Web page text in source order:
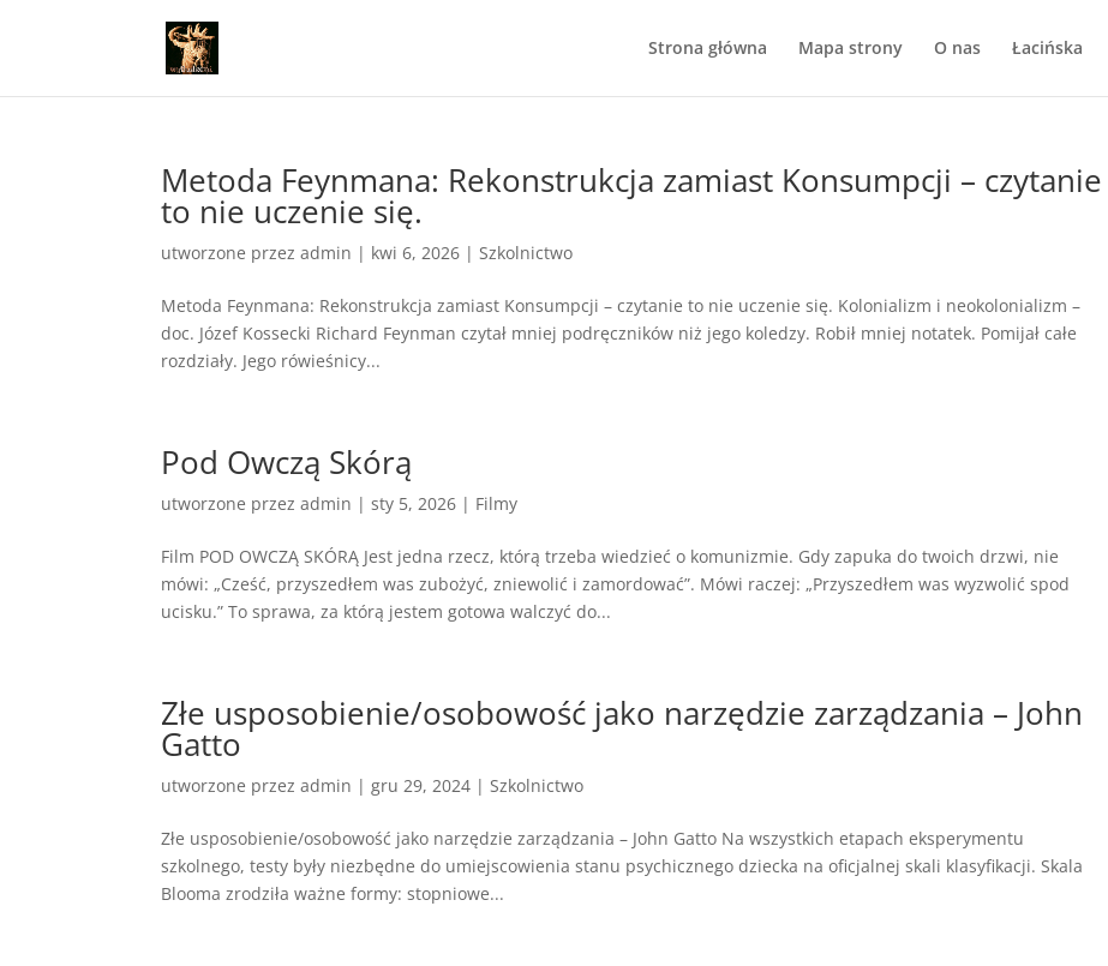
Strona główna Mapa strony O nas Łacińska
Metoda Feynmana: Rekonstrukcja zamiast Konsumpcji – czytanie
to nie uczenie się.
utworzone przezadmin | kwi 6, 2026 |Szkolnictwo
Metoda Feynmana: Rekonstrukcja zamiast Konsumpcji – czytanie to nie uczenie się. Kolonializm i neokolonializm –
doc. Józef Kossecki Richard Feynman czytał mniej podręczników niż jego koledzy. Robił mniej notatek. Pomijał całe
rozdziały. Jego rówieśnicy...
Pod Owczą Skórą
utworzone przezadmin |sty 5, 2026 | Filmy
Film POD OWCZĄ SKÓRĄ Jest jedna rzecz, którą trzeba wiedzieć o komunizmie. Gdy zapuka do twoich drzwi, nie
mówi: „Cześć, przyszedłem was zubożyć, zniewolić i zamordować”. Mówi raczej: „Przyszedłem was wyzwolić spod
ucisku.” To sprawa, za którą jestem gotowa walczyć do...
Złe usposobienie/osobowość jako narzędzie zarządzania – John
Gatto
utworzone przezadmin |gru 29, 2024 |Szkolnictwo
Złe usposobienie/osobowość jako narzędzie zarządzania – John Gatto Na wszystkich etapach eksperymentu
szkolnego, testy były niezbędne do umiejscowienia stanu psychicznego dziecka na oficjalnej skali klasyfikacji. Skala
Blooma zrodziła ważne formy: stopniowe...